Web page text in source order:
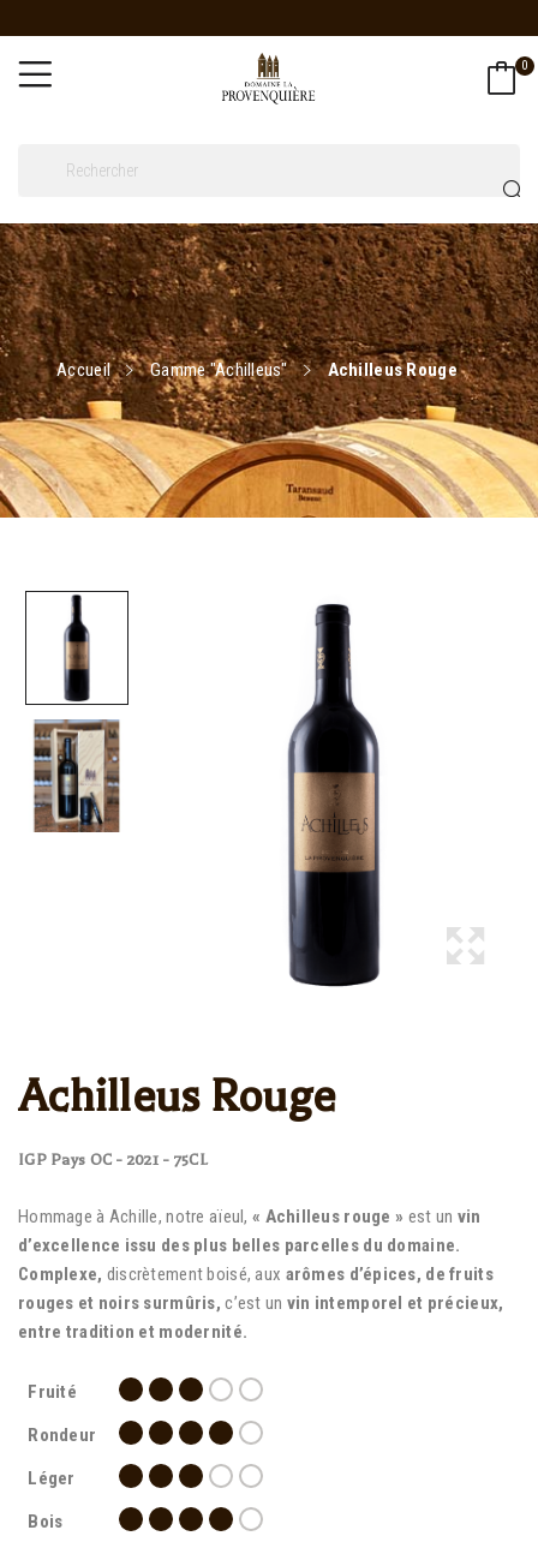
0
Accueil Gamme "Achilleus" Achilleus Rouge
Achilleus Rouge
IGP Pays OC - 2021 - 75CL
Hommage à Achille, notre aïeul, « Achilleus rouge » est un vin
d’excellence issu des plus belles parcelles du domaine.
Complexe, discrètement boisé, aux arômes d’épices, de fruits
rouges et noirs surmûris, c’est un vin intemporel et précieux,
entre tradition et modernité.
Fruité
Rondeur
Léger
Bois